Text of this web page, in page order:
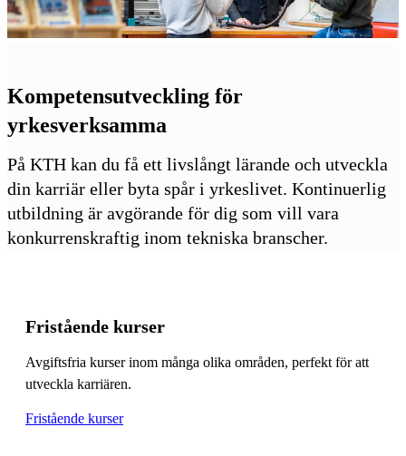
Kompetensutveckling för
yrkesverksamma
På KTH kan du få ett livslångt lärande och utveckla
din karriär eller byta spår i yrkeslivet. Kontinuerlig
utbildning är avgörande för dig som vill vara
konkurrenskraftig inom tekniska branscher.
Fristående kurser
Avgiftsfria kurser inom många olika områden, perfekt för att
utveckla karriären.
Fristående kurser